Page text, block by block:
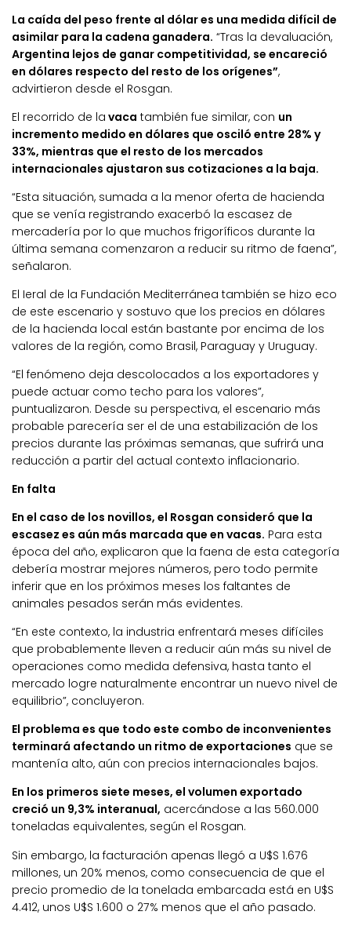
La caída del peso frente al dólar es una medida difícil de
asimilar para la cadena ganadera. “Tras la devaluación,
Argentina lejos de ganar competitividad, se encareció
en dólares respecto del resto de los orígenes”,
advirtieron desde el Rosgan.
El recorrido de la vaca también fue similar, con un
incremento medido en dólares que osciló entre 28% y
33%, mientras que el resto de los mercados
internacionales ajustaron sus cotizaciones a la baja.
“Esta situación, sumada a la menor oferta de hacienda
que se venía registrando exacerbó la escasez de
mercadería por lo que muchos frigoríficos durante la
última semana comenzaron a reducir su ritmo de faena”,
señalaron.
El Ieral de la Fundación Mediterránea también se hizo eco
de este escenario y sostuvo que los precios en dólares
de la hacienda local están bastante por encima de los
valores de la región, como Brasil, Paraguay y Uruguay.
“El fenómeno deja descolocados a los exportadores y
puede actuar como techo para los valores”,
puntualizaron. Desde su perspectiva, el escenario más
probable parecería ser el de una estabilización de los
precios durante las próximas semanas, que sufrirá una
reducción a partir del actual contexto inflacionario.
En falta
En el caso de los novillos, el Rosgan consideró que la
escasez es aún más marcada que en vacas. Para esta
época del año, explicaron que la faena de esta categoría
debería mostrar mejores números, pero todo permite
inferir que en los próximos meses los faltantes de
animales pesados serán más evidentes.
“En este contexto, la industria enfrentará meses difíciles
que probablemente lleven a reducir aún más su nivel de
operaciones como medida defensiva, hasta tanto el
mercado logre naturalmente encontrar un nuevo nivel de
equilibrio”, concluyeron.
El problema es que todo este combo de inconvenientes
terminará afectando un ritmo de exportaciones que se
mantenía alto, aún con precios internacionales bajos.
En los primeros siete meses, el volumen exportado
creció un 9,3% interanual, acercándose a las 560.000
toneladas equivalentes, según el Rosgan.
Sin embargo, la facturación apenas llegó a U$S 1.676
millones, un 20% menos, como consecuencia de que el
precio promedio de la tonelada embarcada está en U$S
4.412, unos U$S 1.600 o 27% menos que el año pasado.